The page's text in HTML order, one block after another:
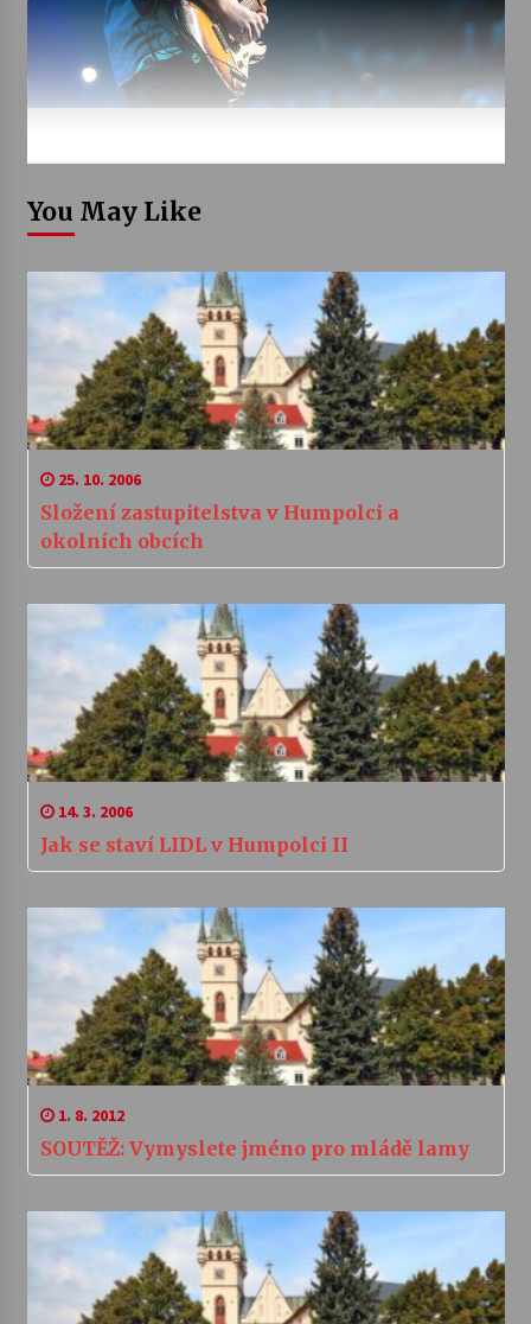
You May Like
25. 10. 2006
Složení zastupitelstva v Humpolci a
okolních obcích
14. 3. 2006
Jak se staví LIDL v Humpolci II
1. 8. 2012
SOUTĚŽ: Vymyslete jméno pro mládě lamy